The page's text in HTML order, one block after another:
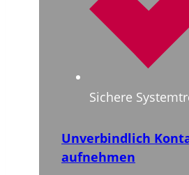
Sichere
Unverbindlich
aufnehmen